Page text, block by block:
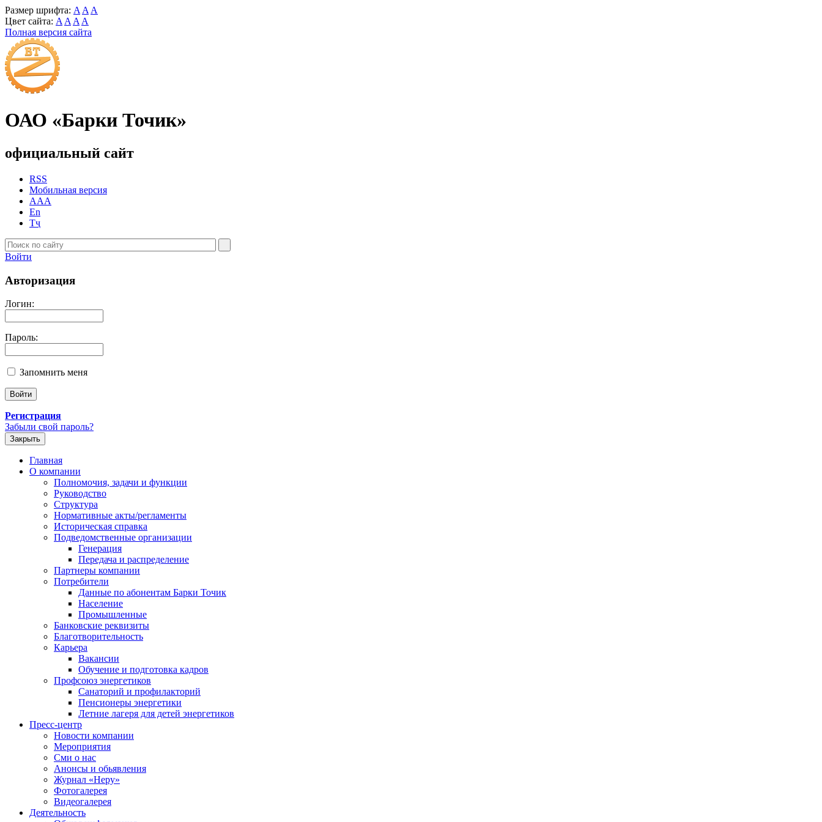
Размер шрифта: A A A
Цвет сайта: A A A A
Полная версия сайта
ОАО «Барки Точик»
официальный сайт
RSS
Мобильная версия
AAA
En
Тҷ
Войти
Авторизация
Логин:
Пароль:
Запомнить меня
Регистрация
Забыли свой пароль?
Закрыть
Главная
О компании
Полномочия, задачи и функции
Руководство
Структура
Нормативные акты/регламенты
Историческая справка
Подведомственные организации
Генерация
Передача и распределение
Партнеры компании
Потребители
Данные по абонентам Барки Точик
Население
Промышленные
Банковские реквизиты
Благотворительность
Карьера
Вакансии
Обучение и подготовка кадров
Профсоюз энергетиков
Санаторий и профилакторий
Пенсионеры энергетики
Летние лагеря для детей энергетиков
Пресс-центр
Новости компании
Мероприятия
Сми о нас
Анонсы и обьявления
Журнал «Неру»
Фотогалерея
Видеогалерея
Деятельность